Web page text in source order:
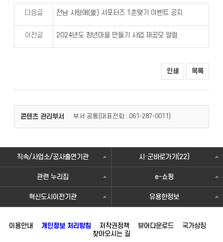
다음글 전남 사랑애(愛) 서포터즈 1촌맺기 이벤트 공지
이전글 2024년도 청년마을 만들기 사업 재공모 알림
인쇄 목록
콘텐츠 관리부서 부서 공통(대표전화 : 061-287-0011 )
직속/사업소/공사출연기관 시·군바로가기(22)
관련 누리집 e-쇼핑
혁신도시이전기관 유용한정보
이용안내 개인정보 처리방침 저작권정책 뷰어다운로드
국가상징
찾아오시는 길